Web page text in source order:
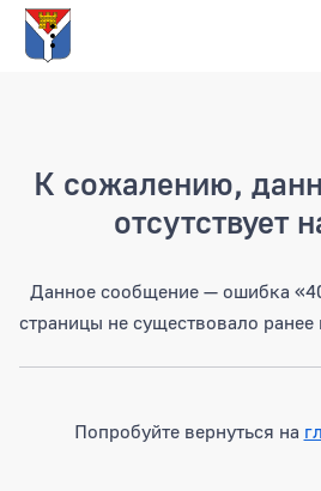
К сожалению,
отсутствует
Данное сообщение — ошибка
страницы не существовало
Попробуйте вернуться на